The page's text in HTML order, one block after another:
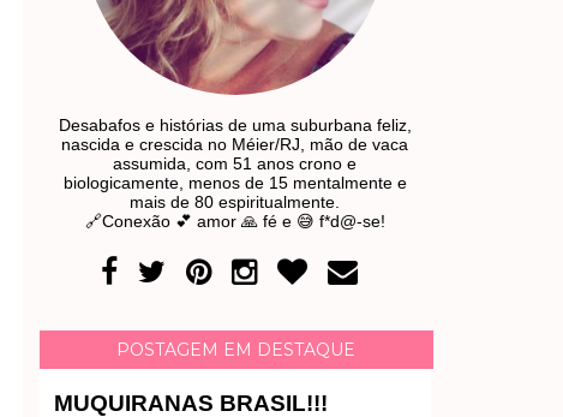
Desabafos e histórias de uma suburbana feliz,
nascida e crescida no Méier/RJ, mão de vaca
assumida, com 51 anos crono e
biologicamente, menos de 15 mentalmente e
mais de 80 espiritualmente.
🔗Conexão 💕 amor 🙏 fé e 😅 f*d@-se!
POSTAGEM EM DESTAQUE
MUQUIRANAS BRASIL!!!